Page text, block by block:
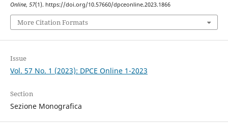
Online, 57(1). https://doi.org/10.57660/dpceonline.2023.1866
More Citation Formats
Issue
Vol. 57 No. 1 (2023): DPCE Online 1-2023
Section
Sezione Monografica